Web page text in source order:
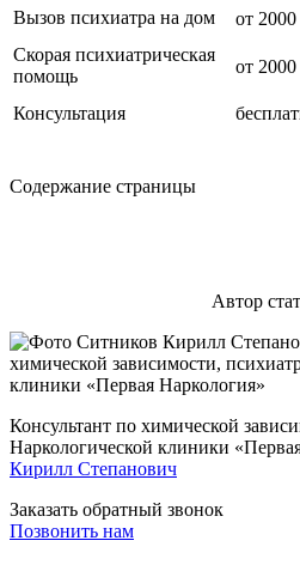
Вызов психиатра на дом
от
Скорая психиатрическая
помощь
от
Консультация
Содержание страницы
Автор
Консультант по химической
Наркологической клиники
Кирилл Степанович
Заказать обратный звонок
Позвонить нам